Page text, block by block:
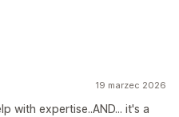
19 marzec 2026
with expertise..AND... it's a